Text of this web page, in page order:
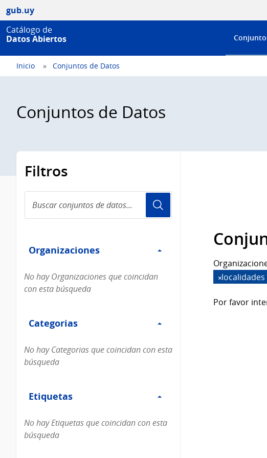
gub.uy
Catálogo de
Datos Abiertos
Inicio Conjuntos de Datos
Conjuntos de Datos
Filtros
conjuntos
de
Organizaciones
Organizaciones
No hay Organizaciones que coincidan
con esta búsqueda
Categorias
Categorias
No hay Categorias que coincidan con esta
búsqueda
Etiquetas
Etiquetas
No hay Etiquetas que coincidan con esta
búsqueda
localidades
Por favor